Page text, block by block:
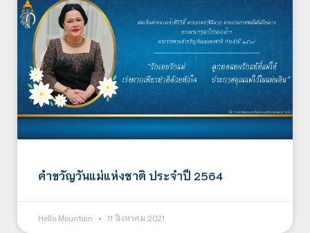
คำขวัญวันแม่แห่งชาติ ประจำปี 2564
Hello Mountain 11 สิงหาคม 2021